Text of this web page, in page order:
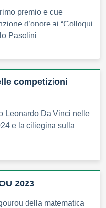
premio e due
d’onore ai “Colloqui
Pasolini
competizioni
Leonardo Da Vinci nelle
e la ciliegina sulla
2023
della matematica